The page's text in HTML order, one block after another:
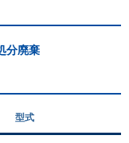
分廃棄
型式